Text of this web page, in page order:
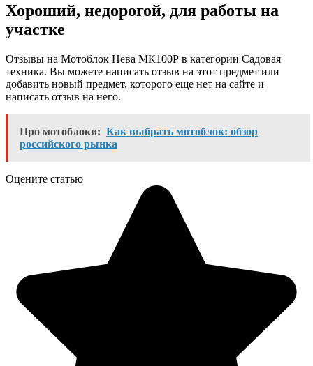
Хороший, недорогой, для работы на
участке
Отзывы на Мотоблок Нева МК100Р в категории Садовая
техника. Вы можете написать отзыв на этот предмет или
добавить новый предмет, которого еще нет на сайте и
написать отзыв на него.
Про мотоблоки: Как выбрать мотоблок: обзор
российского рынка
Оцените статью